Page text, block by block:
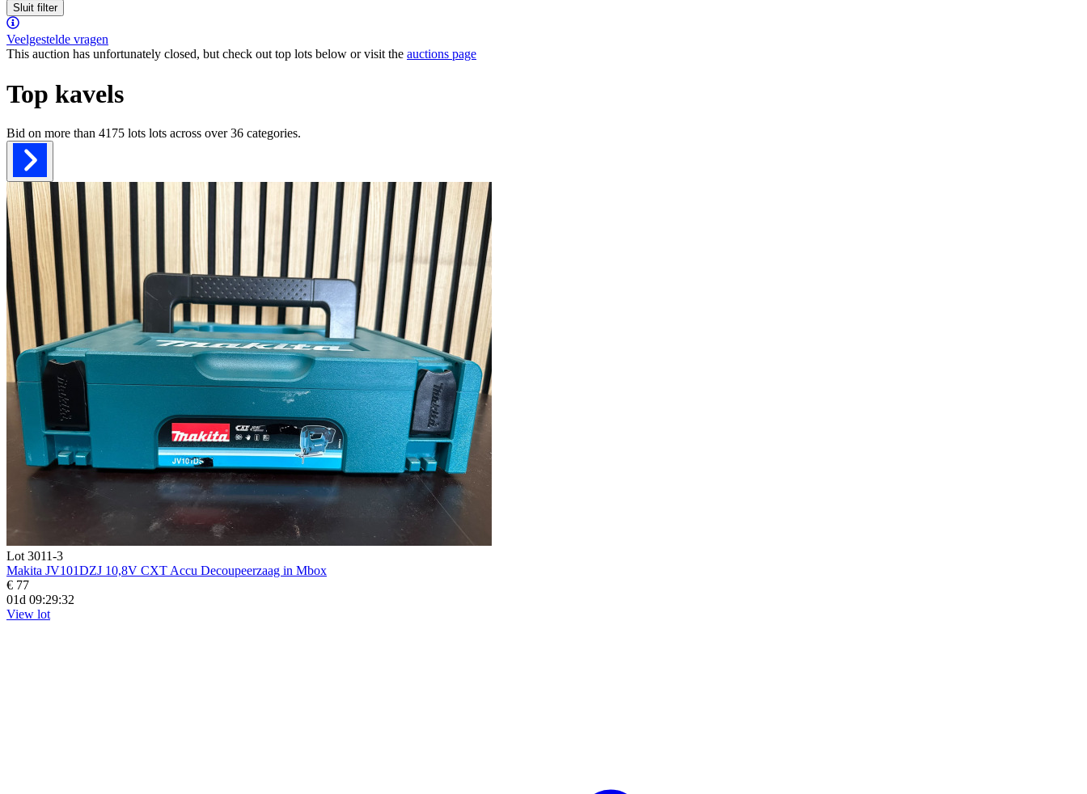
Sluit filter
Veelgestelde vragen
This auction has unfortunately closed, but check out top lots below or visit the auctions page
Top kavels
Bid on more than 4175 lots lots across over36 categories.
Lot 3011-3
Makita JV101DZJ 10,8V CXT Accu Decoupeerzaag in Mbox
€ 77
01d 09:29:31
View lot